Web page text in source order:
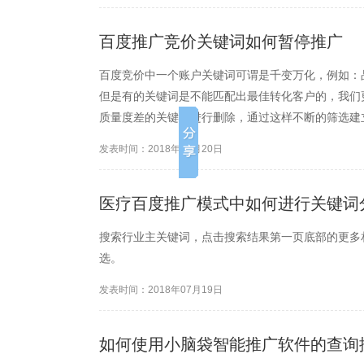
百度推广竞价关键词如何暂停推广
百度竞价中一个账户关键词可谓是千变万化，例如
但是有的关键词是不能匹配出最佳转化客户的，我
质量度差的关键词进行删除，通过这样不断的筛选
发表时间：2018年07月20日
医疗百度推广模式中如何进行关键词
搜索行业主关键词，点击搜索结果第一页底部的更
选。
发表时间：2018年07月19日
如何使用小脑袋智能推广软件的查